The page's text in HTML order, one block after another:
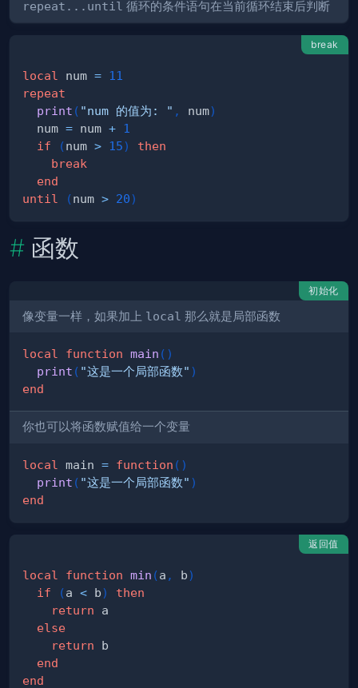
repeat...until 循环的条件语句在当前循环结束后判断
break
local num = 11
repeat
print ( "num 的值为: " , num)
  num
= num + 1
if
(num > 15)
then
break
end
until
(num > 20)
函数
初始化
像变量一样，如果加上 local 那么就是局部函数
local function main ( )
print ( "这是一个局部函数" )
end
你也可以将函数赋值给一个变量
local main = function ( )
print ( "这是一个局部函数" )
end
返回值
local function min (a , b)
if
(a < b)
then
return
else
return
end
end